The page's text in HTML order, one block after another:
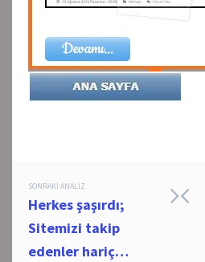
Post
navigation
SONRAKI ANALIZ
Herkes şaşırdı;
Sitemizi takip
edenler hariç…